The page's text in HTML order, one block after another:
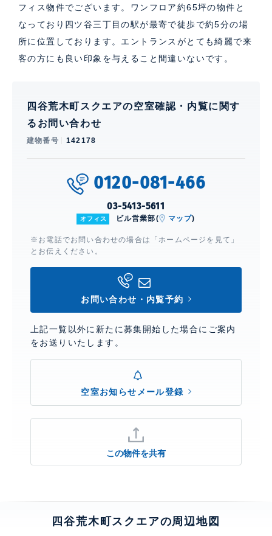
フィス物件でございます。ワンフロア約65坪の物件と
なっており四ツ谷三丁目の駅が最寄で徒歩で約5分の場
所に位置しております。エントランスがとても綺麗で来
客の方にも良い印象を与えること間違いないです。
四谷荒木町スクエアの空室確認・内覧に関す
るお問い合わせ
建物番号 142178
0120-081-466
03-5413-5611
オフィス ビル営業部( マップ)
※お電話でお問い合わせの場合は「ホームページを見て」
とお伝えください。
お問い合わせ・内覧予約
上記一覧以外に新たに募集開始した場合にご案内
をお送りいたします。
空室お知らせメール登録
この物件を共有
四谷荒木町スクエアの周辺地図